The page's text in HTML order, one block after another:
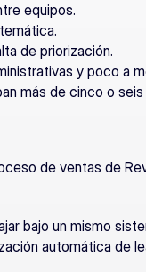
equipos.
de priorización.
y poco a
más de cinco o
de ventas de
bajo un mismo
automática de